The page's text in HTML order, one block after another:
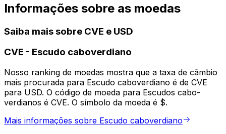
Informações sobre as moedas
Saiba mais sobre CVE e USD
CVE - Escudo caboverdiano
Nosso ranking de moedas mostra que a taxa de câmbio
mais procurada para Escudo caboverdiano é de CVE
para USD. O código de moeda para Escudos cabo-
verdianos é CVE. O símbolo da moeda é $.
Mais informações sobre Escudo caboverdiano